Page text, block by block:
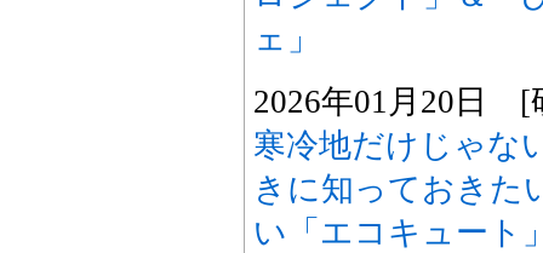
ェ」
2026年01月20日 [
寒冷地だけじゃな
きに知っておきた
い「エコキュート